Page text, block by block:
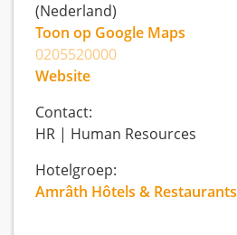
(Nederland)
Toon op Google Maps
0205520000
Website
Contact:
HR | Human Resources
Hotelgroep:
Amrâth Hôtels & Restaurants